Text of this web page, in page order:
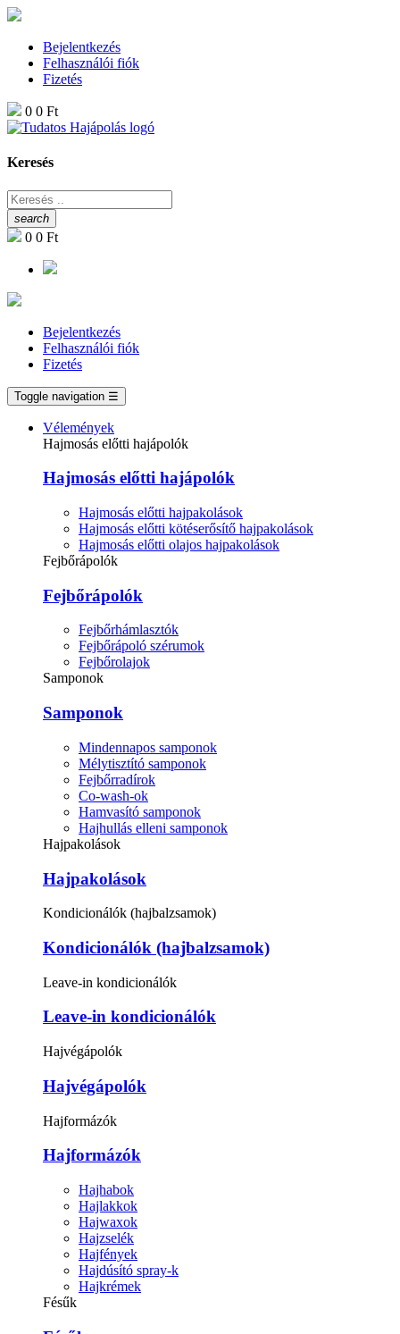
Bejelentkezés
Felhasználói fiók
Fizetés
0 0 Ft
Keresés
search
0 0 Ft
Bejelentkezés
Felhasználói fiók
Fizetés
Toggle navigation ☰
Vélemények
Hajmosás előtti hajápolók
Hajmosás előtti hajápolók
Hajmosás előtti hajpakolások
Hajmosás előtti kötéserősítő hajpakolások
Hajmosás előtti olajos hajpakolások
Fejbőrápolók
Fejbőrápolók
Fejbőrhámlasztók
Fejbőrápoló szérumok
Fejbőrolajok
Samponok
Samponok
Mindennapos samponok
Mélytisztító samponok
Fejbőrradírok
Co-wash-ok
Hamvasító samponok
Hajhullás elleni samponok
Hajpakolások
Hajpakolások
Kondicionálók (hajbalzsamok)
Kondicionálók (hajbalzsamok)
Leave-in kondicionálók
Leave-in kondicionálók
Hajvégápolók
Hajvégápolók
Hajformázók
Hajformázók
Hajhabok
Hajlakkok
Hajwaxok
Hajzselék
Hajfények
Hajdúsító spray-k
Hajkrémek
Fésűk